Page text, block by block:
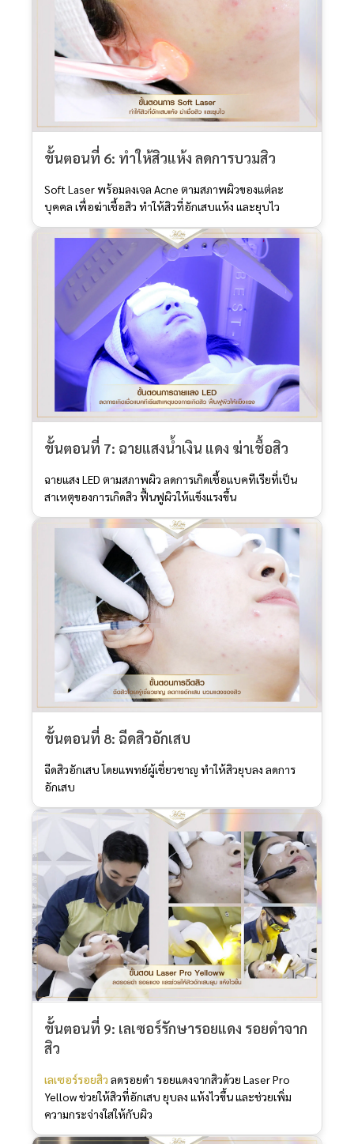
ขั้นตอนที่ 6: ทำให้สิวแห้ง ลดการบวมสิว
Soft Laser พร้อมลงเจล Acne ตามสภาพผิวของแต่ละ
บุคคล เพื่อฆ่าเชื้อสิว ทำให้สิวที่อักเสบแห้ง และยุบไว
ขั้นตอนที่ 7: ฉายแสงน้ำเงิน แดง ฆ่าเชื้อสิว
ฉายแสง LED ตามสภาพผิว ลดการเกิดเชื้อแบคทีเรียที่เป็น
สาเหตุของการเกิดสิว ฟื้นฟูผิวให้แข็งแรงขึ้น
ขั้นตอนที่ 8: ฉีดสิวอักเสบ
ฉีดสิวอักเสบ โดยแพทย์ผู้เชี่ยวชาญ ทำให้สิวยุบลง ลดการ
อักเสบ
ขั้นตอนที่ 9: เลเซอร์รักษารอยแดง รอยดำจาก
สิว
เลเซอร์รอยสิว ลดรอยดำ รอยแดงจากสิวด้วย Laser Pro
Yellow ช่วยให้สิวที่อักเสบ ยุบลง แห้งไวขึ้น และช่วยเพิ่ม
ความกระจ่างใสให้กับผิว